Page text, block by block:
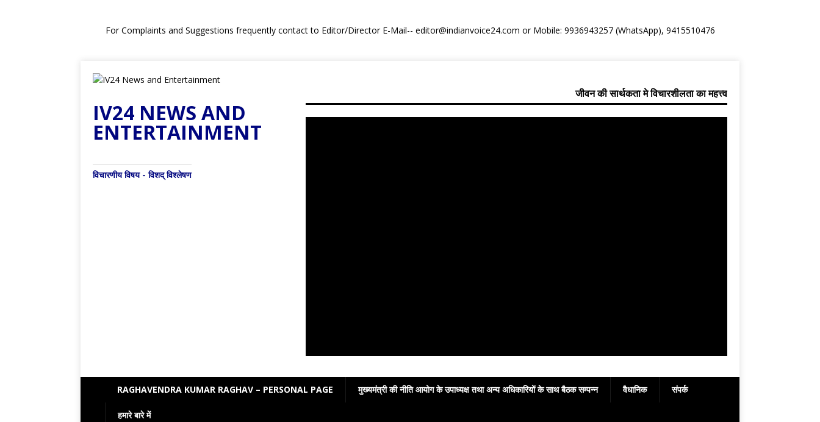
For Complaints and Suggestions frequently contact to Editor/Director E-Mail-- editor@indianvoice24.com or Mobile: 9936943257 (WhatsApp), 9415510476
IV24 NEWS AND
ENTERTAINMENT
विचारणीय विषय - विशद् विश्लेषण
जीवन की सार्थकता मे विचारशीलता का महत्त्व
RAGHAVENDRA KUMAR RAGHAV – PERSONAL PAGE मुख्यमंत्री की नीति आयोग के उपाध्यक्ष तथा अन्य अधिकारियों के साथ बैठक सम्पन्न वैधानिक संपर्क
हमारे बारे में